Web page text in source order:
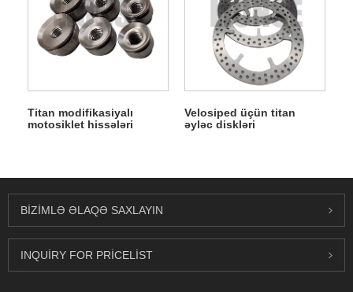
Titan modifikasiyalı
motosiklet hissələri
Velosiped üçün titan
əyləc diskləri
BIZIMLƏ ƏLAQƏ SAXLAYIN
INQUIRY FOR PRICELIST